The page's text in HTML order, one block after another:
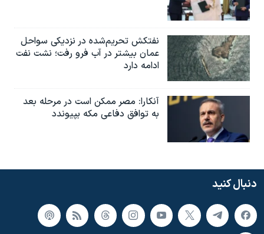
نفتکش تحریم‌شده در نزدیکی سواحل
عمان بیشتر در آب فرو رفت؛ نشت نفت
ادامه دارد
آنکارا: مصر ممکن است در مرحله بعد
به توافق دفاعی مکه بپیوندد
دنبال کنید